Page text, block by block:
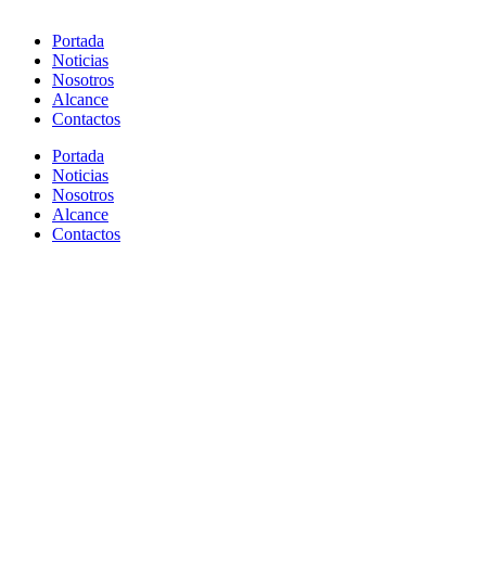
Portada
Noticias
Nosotros
Alcance
Contactos
Portada
Noticias
Nosotros
Alcance
Contactos